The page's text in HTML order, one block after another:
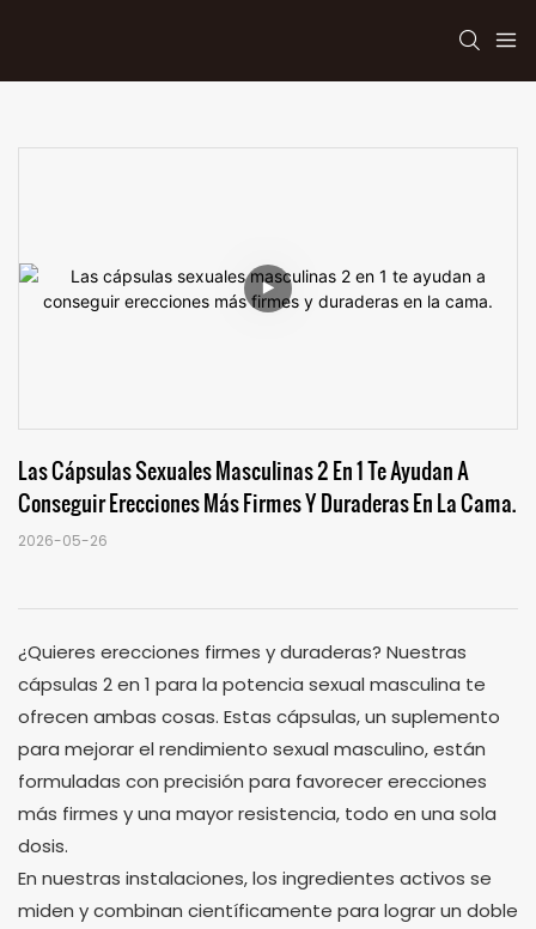
Las Cápsulas Sexuales Masculinas 2 En 1 Te Ayudan A
Conseguir Erecciones Más Firmes Y Duraderas En La Cama.
2026-05-26
¿Quieres erecciones firmes y duraderas? Nuestras
cápsulas 2 en 1 para la potencia sexual masculina te
ofrecen ambas cosas. Estas cápsulas, un suplemento
para mejorar el rendimiento sexual masculino, están
formuladas con precisión para favorecer erecciones
más firmes y una mayor resistencia, todo en una sola
dosis.
En nuestras instalaciones, los ingredientes activos se
miden y combinan científicamente para lograr un doble